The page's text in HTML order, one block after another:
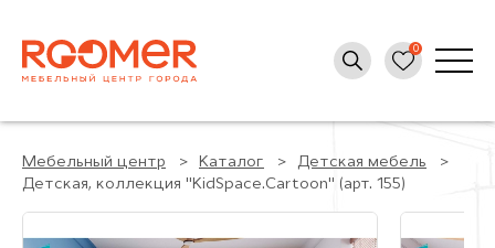
Мебельный центр Каталог
Детская мебель
Детская, коллекция "KidSpace.Cartoon" (арт. 155)